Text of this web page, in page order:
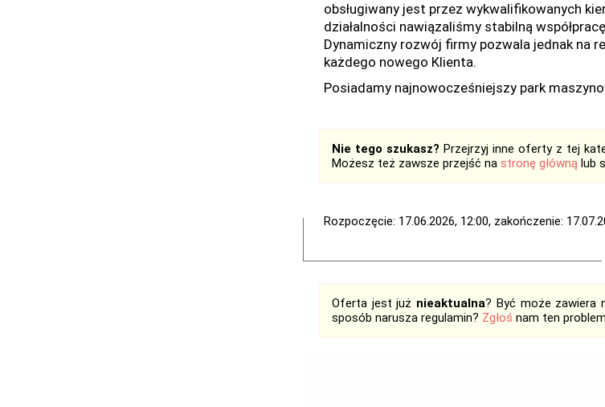
obsługiwany jest przez wykwalifikowanych
działalności nawiązaliśmy stabilną
Dynamiczny rozwój firmy pozwala jednak na
każdego nowego Klienta.
Posiadamy najnowocześniejszy park
Nie tego szukasz? Przejrzyj inne oferty z tej
Możesz też zawsze przejść na stronę główną lub
Rozpoczęcie: 17.06.2026, 12:00, zakończenie:
Oferta jest już nieaktualna? Być może zawiera
sposób narusza regulamin? Zgłoś nam ten